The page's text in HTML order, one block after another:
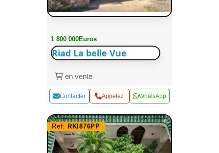
1 800 000Euros
Riad La belle Vue
en vente
Contacter Appelez WhatsApp
Ref: RKI876PP